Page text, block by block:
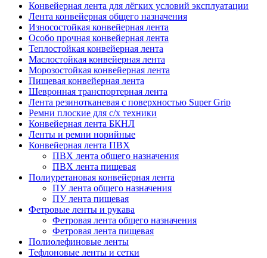
Конвейерная лента для лёгких условий эксплуатации
Лента конвейерная общего назначения
Износостойкая конвейерная лента
Особо прочная конвейерная лента
Теплостойкая конвейерная лента
Маслостойкая конвейерная лента
Морозостойкая конвейерная лента
Пищевая конвейерная лента
Шевронная транспортерная лента
Лента резинотканевая с поверхностью Super Grip
Ремни плоские для с/х техники
Конвейерная лента БКНЛ
Ленты и ремни норийные
Конвейерная лента ПВХ
ПВХ лента общего назначения
ПВХ лента пищевая
Полиуретановая конвейерная лента
ПУ лента общего назначения
ПУ лента пищевая
Фетровые ленты и рукава
Фетровая лента общего назначения
Фетровая лента пищевая
Полиолефиновые ленты
Тефлоновые ленты и сетки